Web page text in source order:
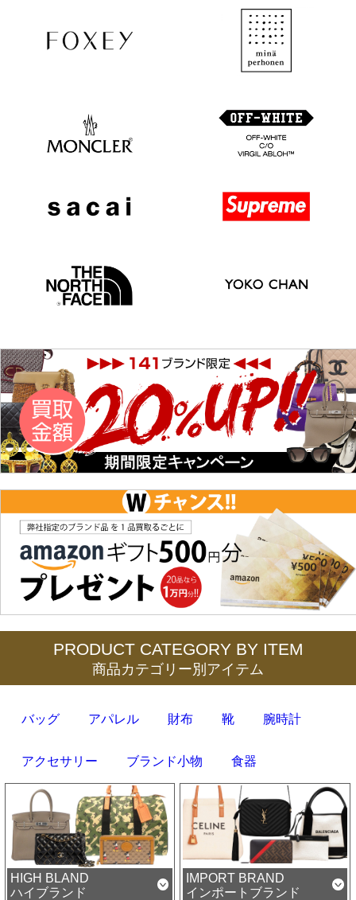
PRODUCT CATEGORY BY ITEM
商品カテゴリー別アイテム
バッグ アパレル 財布 靴 腕時計
アクセサリー ブランド小物 食器
HIGH BLAND
ハイブランド
IMPORT BRAND
インポートブランド